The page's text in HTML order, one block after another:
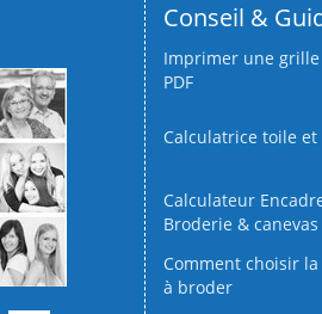
Conseil &
Imprimer une
PDF
Calculatrice toile
Calculateur
Broderie & canevas
Comment choisir
à broder